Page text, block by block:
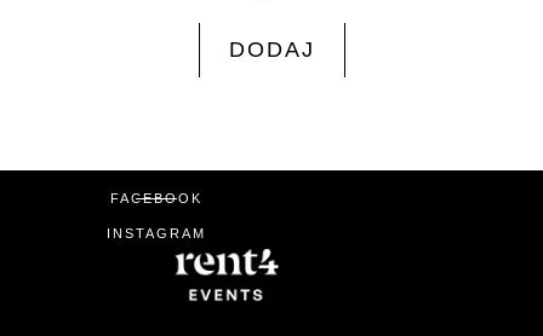
DODAJ
FACEBOOK
INSTAGRAM